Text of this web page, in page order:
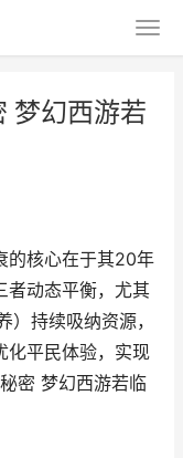
梦幻西游若
的核心在于其20年
者动态平衡，尤其
）持续吸纳资源，
化平民体验，实现
密 梦幻西游若临